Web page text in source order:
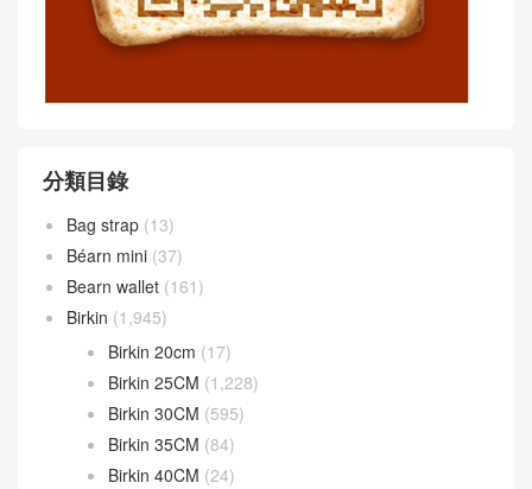
分類目錄
Bag strap (13)
Béarn mini (37)
Bearn wallet (161)
Birkin (1,945)
Birkin 20cm (17)
Birkin 25CM (1,228)
Birkin 30CM (595)
Birkin 35CM (84)
Birkin 40CM (24)